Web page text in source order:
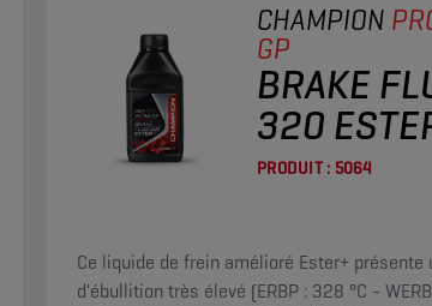
CHAMPION
GP
BRAKE
320
PRODUIT : 5064
Ce liquide de frein amélioré Ester+ présente
d'ébullition très élevé (ERBP : 328 °C -